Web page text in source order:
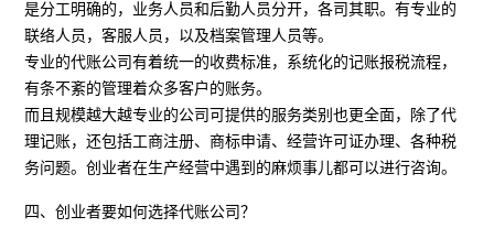
是分工明确的，业务人员和后勤人员分开，各司其职。有专业的
联络人员，客服人员，以及档案管理人员等。
专业的代账公司有着统一的收费标准，系统化的记账报税流程，
有条不紊的管理着众多客户的账务。
而且规模越大越专业的公司可提供的服务类别也更全面，除了代
理记账，还包括工商注册、商标申请、经营许可证办理、各种税
务问题。创业者在生产经营中遇到的麻烦事儿都可以进行咨询。
四、创业者要如何选择代账公司？